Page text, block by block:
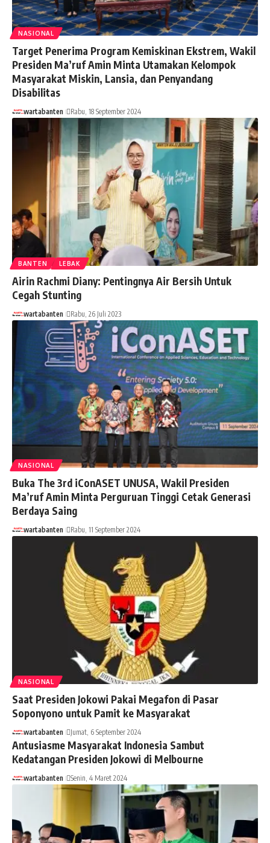
NASIONAL
Target Penerima Program Kemiskinan Ekstrem, Wakil
Presiden Ma’ruf Amin Minta Utamakan Kelompok
Masyarakat Miskin, Lansia, dan Penyandang
Disabilitas
wartabanten Rabu, 18 September 2024
BANTEN LEBAK
Airin Rachmi Diany: Pentingnya Air Bersih Untuk
Cegah Stunting
wartabanten Rabu, 26 Juli 2023
NASIONAL
Buka The 3rd iConASET UNUSA, Wakil Presiden
Ma’ruf Amin Minta Perguruan Tinggi Cetak Generasi
Berdaya Saing
wartabanten Rabu, 11 September 2024
NASIONAL
Saat Presiden Jokowi Pakai Megafon di Pasar
Soponyono untuk Pamit ke Masyarakat
wartabanten Jumat, 6 September 2024
Antusiasme Masyarakat Indonesia Sambut
Kedatangan Presiden Jokowi di Melbourne
wartabanten Senin, 4 Maret 2024